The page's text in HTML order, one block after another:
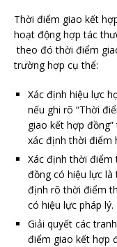
Thời điểm giao kết
hoạt động hợp tác
theo đó thời điểm
trường hợp cụ thể:
Xác định hiệu lực
nếu ghi rõ “Thời
giao kết hợp
xác định thời điểm
Xác định thời điểm
đồng có hiệu lực
định rõ thời điểm
có hiệu lực pháp lý.
Giải quyết các
điểm giao kết hợp